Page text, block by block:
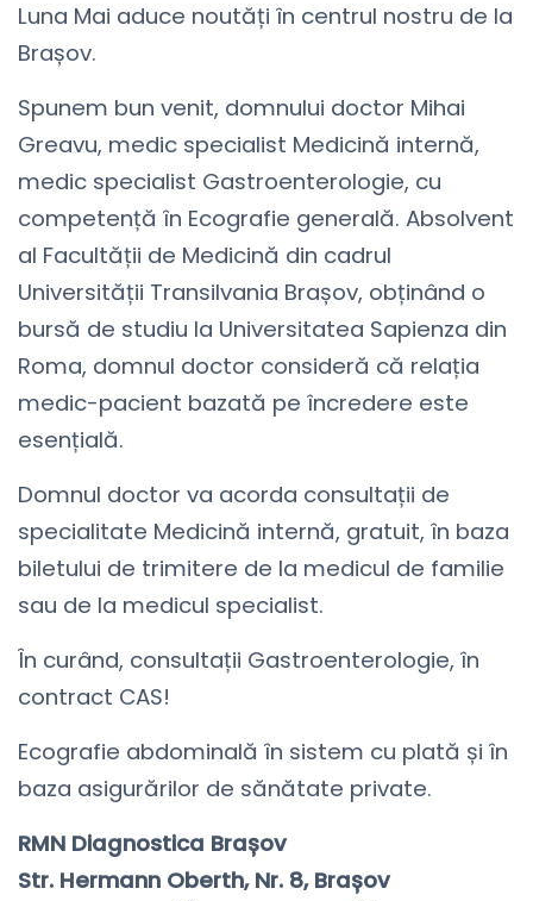
Luna Mai aduce noutăți în centrul nostru de la
Brașov.
Spunem bun venit, domnului doctor Mihai
Greavu, medic specialist Medicină internă,
medic specialist Gastroenterologie, cu
competență în Ecografie generală. Absolvent
al Facultății de Medicină din cadrul
Universității Transilvania Brașov, obținând o
bursă de studiu la Universitatea Sapienza din
Roma, domnul doctor consideră că relația
medic-pacient bazată pe încredere este
esențială.
Domnul doctor va acorda consultații de
specialitate Medicină internă, gratuit, în baza
biletului de trimitere de la medicul de familie
sau de la medicul specialist.
În curând, consultații Gastroenterologie, în
contract CAS!
Ecografie abdominală în sistem cu plată și în
baza asigurărilor de sănătate private.
RMN Diagnostica Brașov⠀
Str. Hermann Oberth, Nr. 8, Brașov